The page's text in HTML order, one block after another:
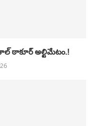
ఠాకూర్ అల్టిమేటం.!